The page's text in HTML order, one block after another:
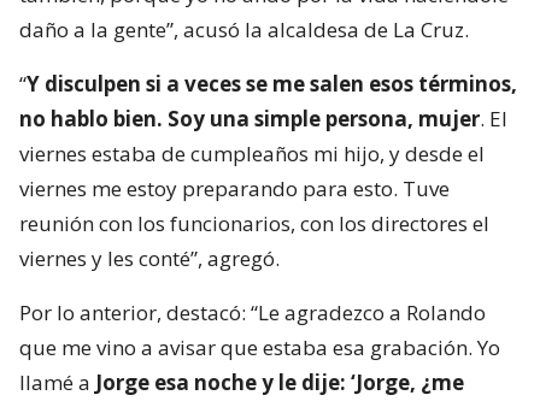
daño a la gente”, acusó la alcaldesa de La Cruz.
“Y disculpen si a veces se me salen esos términos,
no hablo bien. Soy una simple persona, mujer. El
viernes estaba de cumpleaños mi hijo, y desde el
viernes me estoy preparando para esto. Tuve
reunión con los funcionarios, con los directores el
viernes y les conté”, agregó.
Por lo anterior, destacó: “Le agradezco a Rolando
que me vino a avisar que estaba esa grabación. Yo
llamé a Jorge esa noche y le dije: ‘Jorge, ¿me